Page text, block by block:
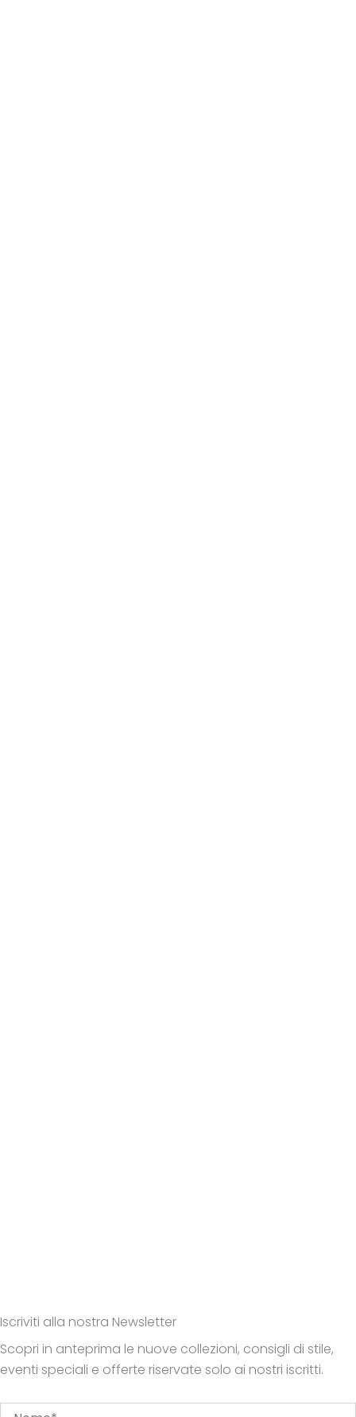
Iscriviti alla nostra Newsletter
Scopri in anteprima le nuove collezioni, consigli di stile,
eventi speciali e offerte riservate solo ai nostri iscritti.